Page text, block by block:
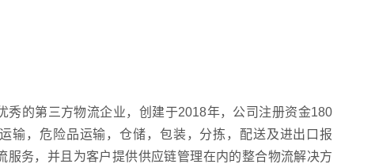
秀的第三方物流企业，创建于2018年，公司注册资金180
输，危险品运输，仓储，包装，分拣，配送及进出口报
服务，并且为客户提供供应链管理在内的整合物流解决方